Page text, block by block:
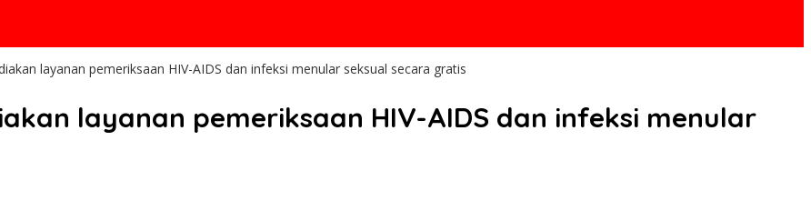
layanan pemeriksaan HIV-AIDS dan infeksi menular seksual secara gratis
layanan pemeriksaan HIV-AIDS dan infeksi menular